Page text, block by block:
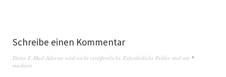
Schreibe einen Kommentar
Deine E-Mail-Adresse wird nicht veröffentlicht. Erforderliche Felder sind mit *
markiert